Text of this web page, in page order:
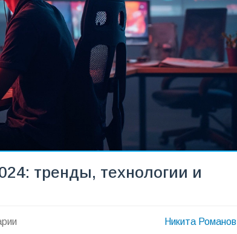
тренды, технологии и
Никита Романов